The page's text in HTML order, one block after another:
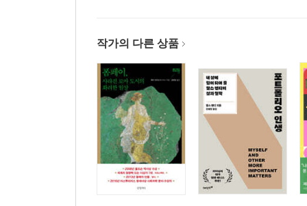
15장 연결에 대한 인식
고립된 게토 | 시민의 긍지 | 가상의 가족, 조직 그리
16장 방향에 대한 인식
역사의 종말 | 대의를 위해
맺는 글
두 가지 이야기 | 어둠 속의 불빛
작가의 다른 상품